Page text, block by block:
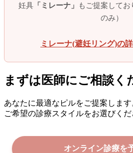
妊具「ミレーナ」
もご提案して
のみ）
ミレーナ(避妊リング)の
まずは医師にご相談く
あなたに最適なピルをご提案します
ご希望の診療スタイルをお選びくだ
オンライン診療を